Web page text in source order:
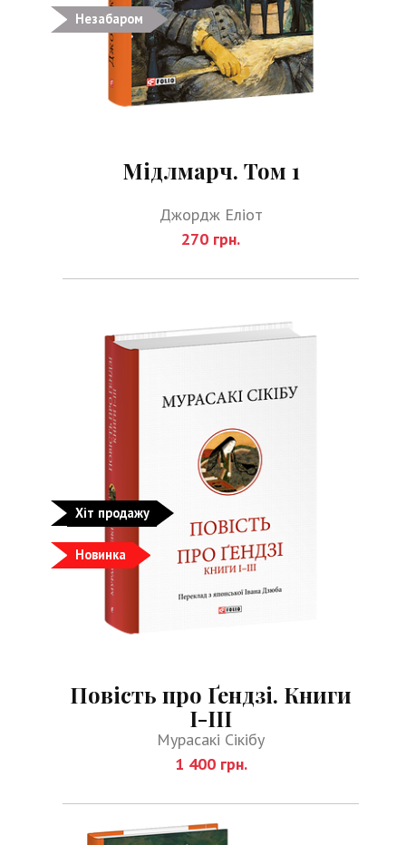
Незабаром
Мідлмарч. Том 1
Джордж Еліот
270 грн.
Новинка
Хіт продажу
Повість про Ґендзі. Книги
І-ІІІ
Мурасакі Сікібу
1 400 грн.